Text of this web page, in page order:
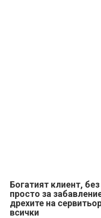
Богатият клиент,
просто за
дрехите на
всички